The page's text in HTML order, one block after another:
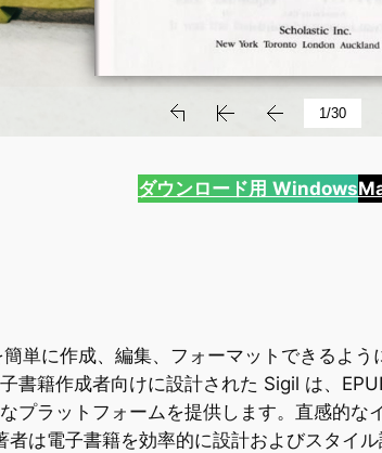
ダウンロード用 Windows
単に作成、編集、フォーマットできるよ
書籍作成者向けに設計された Sigil は、
プラットフォームを提供します。直感的
は電子書籍を効率的に設計およびスタイ